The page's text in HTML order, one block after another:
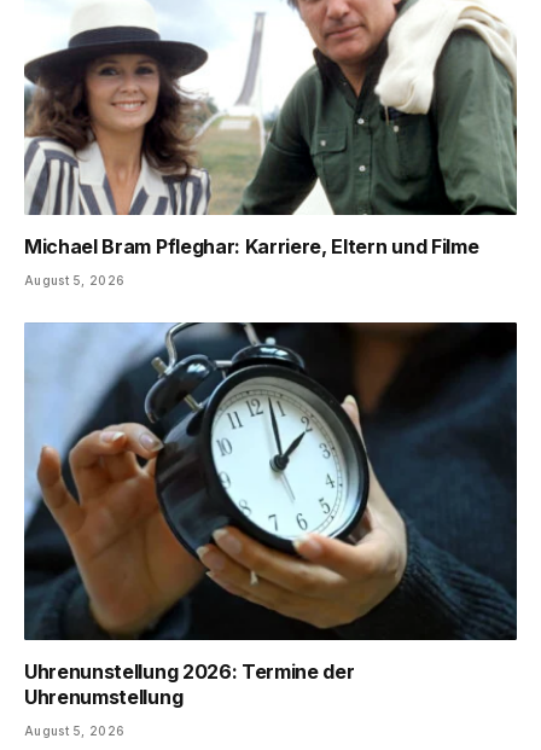
Michael Bram Pfleghar: Karriere, Eltern und Filme
August 5, 2026
Uhrenunstellung 2026: Termine der
Uhrenumstellung
August 5, 2026